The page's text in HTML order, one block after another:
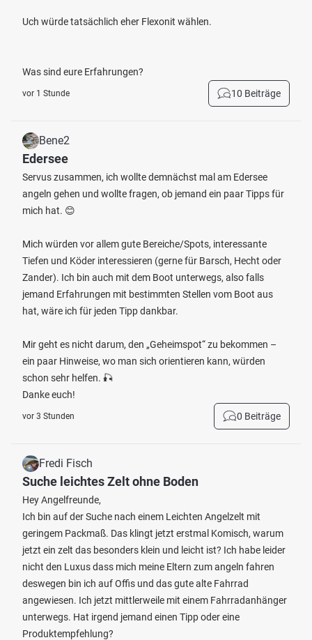
Uch würde tatsächlich eher Flexonit wählen.
Was sind eure Erfahrungen?
vor 1 Stunde 10 Beiträge
Bene2
Edersee
Servus zusammen, ich wollte demnächst mal am Edersee
angeln gehen und wollte fragen, ob jemand ein paar Tipps für
mich hat. 😊
Mich würden vor allem gute Bereiche/Spots, interessante
Tiefen und Köder interessieren (gerne für Barsch, Hecht oder
Zander). Ich bin auch mit dem Boot unterwegs, also falls
jemand Erfahrungen mit bestimmten Stellen vom Boot aus
hat, wäre ich für jeden Tipp dankbar.
Mir geht es nicht darum, den „Geheimspot“ zu bekommen –
ein paar Hinweise, wo man sich orientieren kann, würden
schon sehr helfen. 🎣
Danke euch!
vor 3 Stunden 0 Beiträge
Fredi Fisch
Suche leichtes Zelt ohne Boden
Hey Angelfreunde,
Ich bin auf der Suche nach einem Leichten Angelzelt mit
geringem Packmaß. Das klingt jetzt erstmal Komisch, warum
jetzt ein zelt das besonders klein und leicht ist? Ich habe leider
nicht den Luxus dass mich meine Eltern zum angeln fahren
deswegen bin ich auf Offis und das gute alte Fahrrad
angewiesen. Ich jetzt mittlerweile mit einem Fahrradanhänger
unterwegs. Hat irgend jemand einen Tipp oder eine
Produktempfehlung?